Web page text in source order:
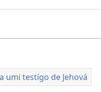
emboguejy
umi testígo de Jehová